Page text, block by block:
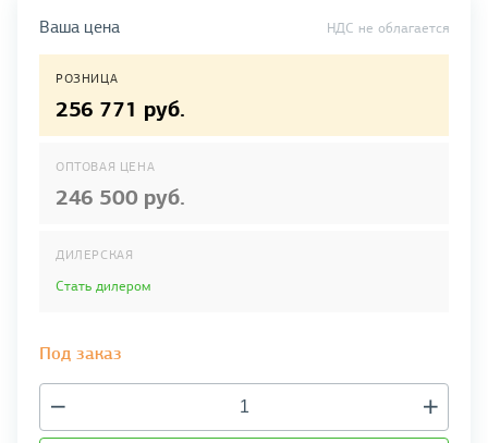
Ваша цена НДС не облагается
РОЗНИЦА
256 771 руб.
ОПТОВАЯ ЦЕНА
246 500 руб.
ДИЛЕРСКАЯ
Стать дилером
Под заказ